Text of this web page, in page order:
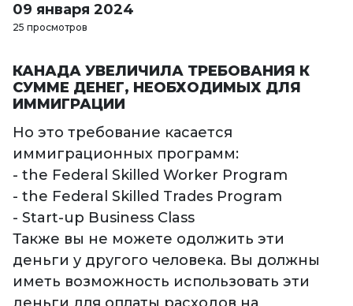
09 января 2024
25 просмотров
КАНАДА УВЕЛИЧИЛА ТРЕБОВАНИЯ К
СУММЕ ДЕНЕГ, НЕОБХОДИМЫХ ДЛЯ
ИММИГРАЦИИ
Но это требование касается
иммиграционных программ:
- the Federal Skilled Worker Program
- the Federal Skilled Trades Program
- Start-up Business Class
Также вы не можете одолжить эти
деньги у другого человека. Вы должны
иметь возможность использовать эти